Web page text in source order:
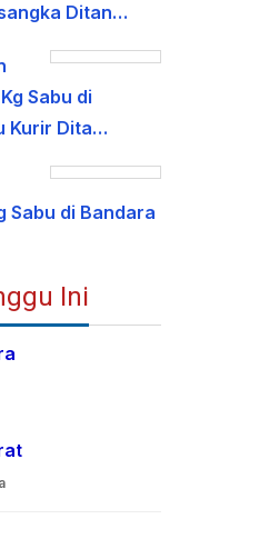
Ditan…
Sabu di
Kurir Dita…
Sabu di Bandara
Ini